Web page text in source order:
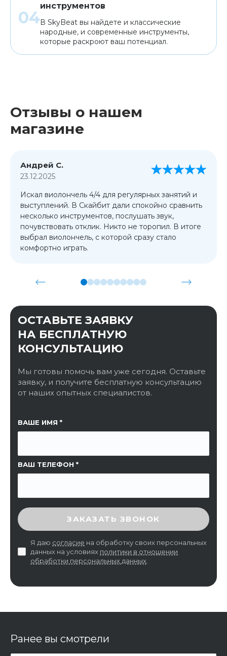
инструментов
В SkyBeat вы найдете и классические
народные, и современные инструменты,
которые раскроют ваш потенциал.
Отзывы о нашем
магазине
Андрей С.
23.12.2025
Искал виолончель 4/4 для регулярных занятий и
выступлений. В Скайбит дали спокойно сравнить
несколько инструментов, послушать звук,
почувствовать отклик. Никто не торопил. В итоге
выбрал виолончель, с которой сразу стало
комфортно играть.
ОСТАВЬТЕ ЗАЯВКУ
НА БЕСПЛАТНУЮ
КОНСУЛЬТАЦИЮ
Мы готовы помочь вам уже сегодня. Оставьте
заявку, и получите бесплатную консультацию
от наших опытных специалистов.
ВАШЕ ИМЯ
ВАШ ТЕЛЕФОН
ССЫЛКА НА СТРАНИЦУ
ВВЕДИТЕ ПРОВЕРОЧНЫЙ КОД
ЗАКАЗАТЬ ЗВОНОК
Я даю согласие на обработку своих персональных
данных на условиях политики в отношении
обработки персональных данных
Ранее вы смотрели